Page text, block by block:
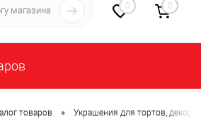
0 0
товаров • Украшения для тортов, декор